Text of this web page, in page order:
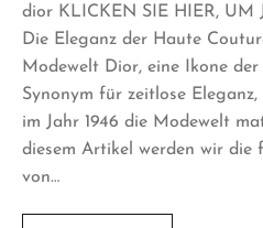
dior KLICKEN SIE HIER, UM
Die Eleganz der Haute
Modewelt Dior, eine Ikone
Synonym für zeitlose
im Jahr 1946 die Modewelt
diesem Artikel werden wir die
von…